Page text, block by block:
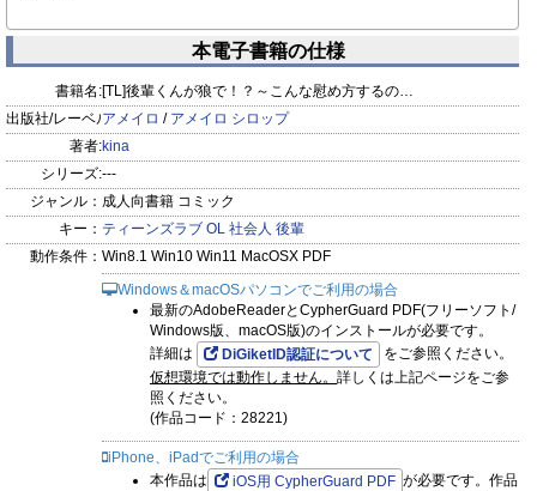
本電子書籍の仕様
書籍名:[TL]後輩くんが狼で！？～こんな慰め方するの…
出版社/レーベル:アメイロ / アメイロ シロップ
著者:kina
シリーズ:---
ジャンル： 成人向書籍 コミック
キー： ティーンズラブ OL 社会人 後輩
動作条件： Win8.1 Win10 Win11 MacOSX PDF
Windows＆macOSパソコンでご利用の場合
最新のAdobeReaderとCypherGuard PDF(フリーソフト/
Windows版、macOS版)のインストールが必要です。
詳細は
DiGiketID認証について
をご参照ください。
仮想環境では動作しません。 詳しくは上記ページをご参
照ください。
(作品コード：28221)
iPhone、iPadでご利用の場合
本作品は
iOS用 CypherGuard PDF が必要です。作品